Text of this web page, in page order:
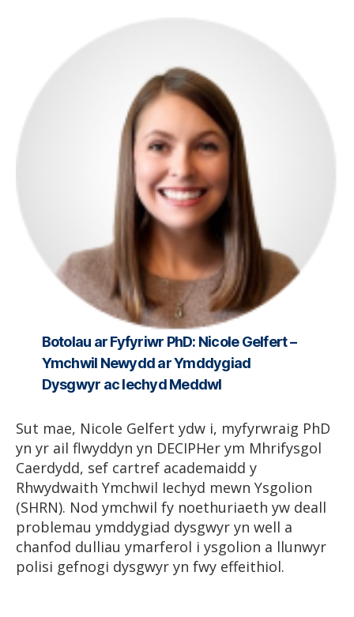
Botolau ar Fyfyriwr PhD: Nicole Gelfert –
Ymchwil Newydd ar Ymddygiad
Dysgwyr ac Iechyd Meddwl
Sut mae, Nicole Gelfert ydw i, myfyrwraig PhD
yn yr ail flwyddyn yn DECIPHer ym Mhrifysgol
Caerdydd, sef cartref academaidd y
Rhwydwaith Ymchwil Iechyd mewn Ysgolion
(SHRN). Nod ymchwil fy noethuriaeth yw deall
problemau ymddygiad dysgwyr yn well a
chanfod dulliau ymarferol i ysgolion a llunwyr
polisi gefnogi dysgwyr yn fwy effeithiol.